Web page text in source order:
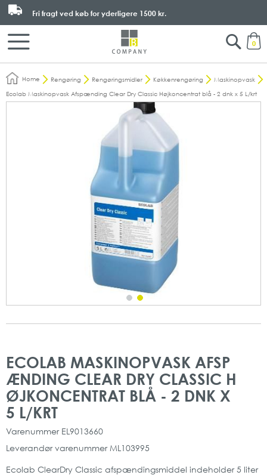
0
Fri fragt ved køb for yderligere 1500 kr.
Search
Home Rengøring Rengøringsmidler Køkkenrengøring
Maskinopvask
Ecolab Maskinopvask Afspænding Clear Dry Classic Højkoncentrat blå - 2 dnk x 5 L/krt
ECOLAB MASKINOPVASK AFSP
ÆNDING CLEAR DRY CLASSIC H
ØJKONCENTRAT BLÅ - 2 DNK X
5 L/KRT
Varenummer EL9013660
Leverandør varenummer ML103995
Ecolab ClearDry Classic afspændingsmiddel indeholder 5 liter
slutningen
af
billedgalleriet
starten
af
billedgalleriet